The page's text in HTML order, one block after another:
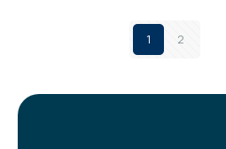
1 2